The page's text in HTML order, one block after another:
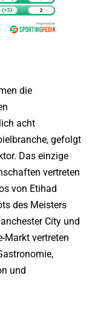
die
acht
gefolgt
Das einzige
vertreten
von Etihad
des Meisters
City und
Markt vertreten
und